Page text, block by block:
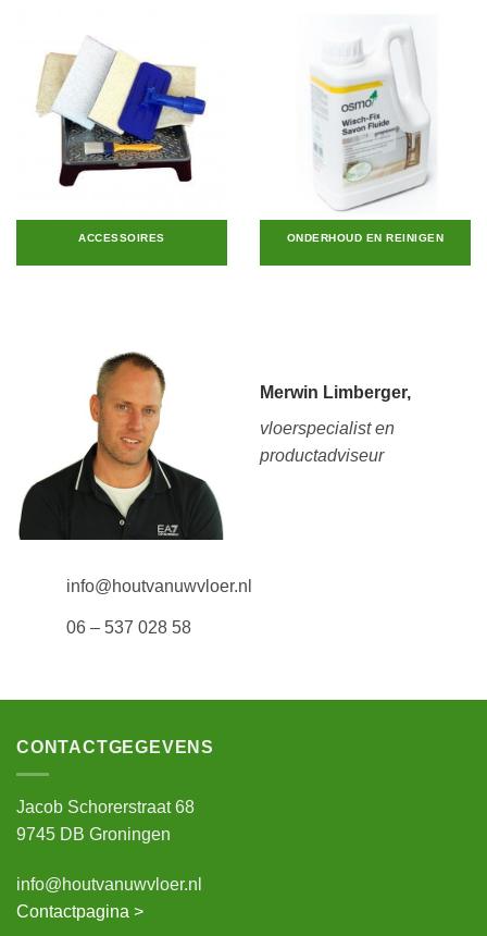
ACCESSOIRES ONDERHOUD EN REINIGEN
Merwin Limberger,
vloerspecialist en
productadviseur
info@houtvanuwvloer.nl
06 – 537 028 58
CONTACTGEGEVENS
Jacob Schorerstraat 68
9745 DB Groningen
info@houtvanuwvloer.nl
Contactpagina >